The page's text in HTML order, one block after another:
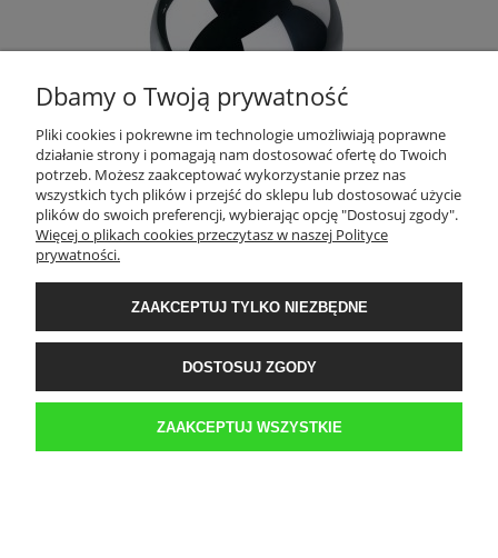
KULA STALOWA lustrzana 35 cm stal nierdzewna do ogrodu,
domu, oczka wodnego
zawiera 23% VAT, bez kosztów dostawy
DO KOSZYKA
Dbamy o Twoją prywatność
Pliki cookies i pokrewne im technologie umożliwiają poprawne
działanie strony i pomagają nam dostosować ofertę do Twoich
potrzeb. Możesz zaakceptować wykorzystanie przez nas
wszystkich tych plików i przejść do sklepu lub dostosować użycie
plików do swoich preferencji, wybierając opcję "Dostosuj zgody".
Więcej o plikach cookies przeczytasz w naszej Polityce
prywatności.
ZAAKCEPTUJ TYLKO NIEZBĘDNE
DOSTOSUJ ZGODY
ZAAKCEPTUJ WSZYSTKIE